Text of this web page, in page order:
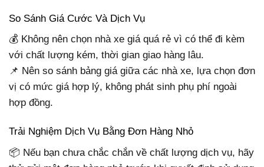
So Sánh Giá Cước Và Dịch Vụ
💰 Không nên chọn nhà xe giá quá rẻ vì có thể đi kèm
với chất lượng kém, thời gian giao hàng lâu.
📌 Nên so sánh bảng giá giữa các nhà xe, lựa chọn đơn
vị có mức giá hợp lý, không phát sinh phụ phí ngoài
hợp đồng.
Trải Nghiệm Dịch Vụ Bằng Đơn Hàng Nhỏ
📦 Nếu bạn chưa chắc chắn về chất lượng dịch vụ, hãy